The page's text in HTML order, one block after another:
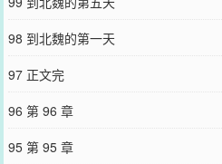
摔，更没有无辜孩子受伤害，有没有
谁能给我一个明确的答复嘛！认真看
复强调了，咋还有人问啊呜呜呜）3、
和女主的4、架空，官职、人物称谓
名、族群名之类，很多都是作者觉得
古代草原民族集一体，文中有草原话
应呼森，希望的意思)6、感情流，酸
作品，也不要在别的作品下提到本文
雷】男主出征前定过亲，被擒后姑娘
98 到北魏的第一天
97 正文完
96 第 96 章
95 第 95 章